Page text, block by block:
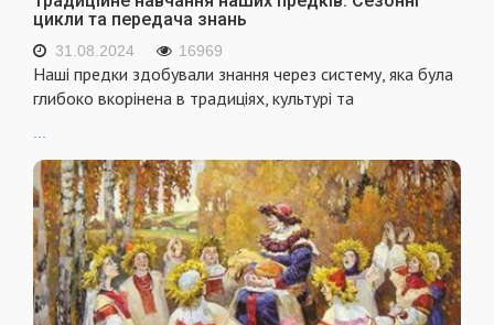
цикли та передача знань
31.08.2024 16969
Наші предки здобували знання через систему, яка була
глибоко вкорінена в традиціях, культурі та